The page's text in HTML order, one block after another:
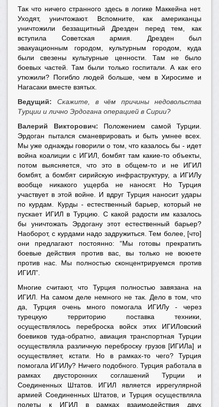
Так что ничего странного здесь в логике Маккейна нет.
Уходят, уничтожают. Вспомните, как американцы
уничтожили беззащитный Дрезден перед тем, как
вступила Советская армия. Дрезден был
эвакуационным городом, культурным городом, куда
были свезены культурные ценности. Там не было
боевых частей. Там были только госпитали. А как его
утюжили? Погибло людей больше, чем в Хиросиме и
Нагасаки вместе взятых.
Ведущий: Скажите, в чём причины недовольства
Турции и лично Эрдогана операцией в Сирии?
Валерий Викторович: Положением самой Турции.
Эрдоган пытался сманеврировать и быть умнее всех.
Мы уже однажды говорили о том, что казалось бы - идет
война коалиции с ИГИЛ, бомбят там какие-то объекты,
потом выясняется, что это в общем-то и не ИГИЛ
бомбят, а бомбят сирийскую инфраструктуру, а ИГИЛу
вообще никакого ущерба не наносят. Но Турция
участвует в этой войне. И вдруг Турция наносит удары
по курдам. Курды - естественный барьер, который не
пускает ИГИЛ в Турцию. С какой радости им казалось
бы уничтожать Эрдогану этот естественный барьер?
Наоборот, с курдами надо задружиться. Тем более, [что]
они предлагают постоянно: “Мы готовы прекратить
боевые действия против вас, вы только не воюете
против нас. Мы полностью сконцентрируемся против
ИГИЛ”.
Многие считают, что Турция полностью завязана на
ИГИЛ. На самом деле немного не так. Дело в том, что
да, Турция очень много помогала ИГИЛу - через
турецкую территорию поставка техники,
осуществлялось переброска войск этих ИГИЛовский
боевиков туда-обратно, авиация транспортная Турции
осуществляла различную переброску грузов [ИГИЛа] и
осуществляет, кстати. Но в рамках-то чего? Турция
помогала ИГИЛу? Ничего подобного. Турция работала в
рамках двусторонних соглашений Турции и
Соединенных Штатов. ИГИЛ является иррегулярной
армией Соединенных Штатов, и Турция осуществляла
полеты к ИГИЛ в рамках взаимодействия двух